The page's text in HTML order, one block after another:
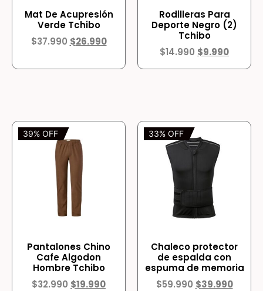
Mat De Acupresión
Verde Tchibo
$37.990 $26.990
Rodilleras Para
Deporte Negro (2)
Tchibo
$14.990 $9.990
39% OFF
Pantalones Chino
Cafe Algodon
Hombre Tchibo
$32.990 $19.990
33% OFF
Chaleco protector
de espalda con
espuma de memoria
$59.990 $39.990